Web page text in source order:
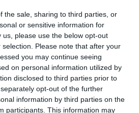
the sale, sharing to third parties, or
or sensitive information for
please use the below opt-out
Please note that after your
you may continue seeing
on personal information utilized by
disclosed to third parties prior to
opt-out of the further
information by third parties on the
participants. This information may
de amikor a
került, mind a professzor,
közeledett
határozottan
barátja (aki később a